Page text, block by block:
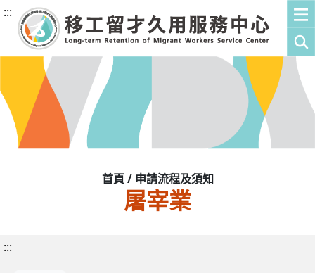
:::
首頁 / 申請流程及須知
屠宰業
:::